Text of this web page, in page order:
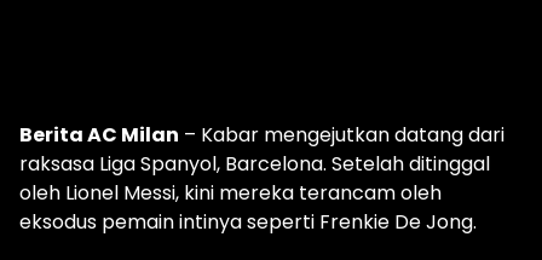
Berita AC Milan – Kabar mengejutkan datang dari
raksasa Liga Spanyol, Barcelona. Setelah ditinggal
oleh Lionel Messi, kini mereka terancam oleh
eksodus pemain intinya seperti Frenkie De Jong.